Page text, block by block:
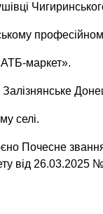
маркет».
селі.
Почесне
від 26.03.2025